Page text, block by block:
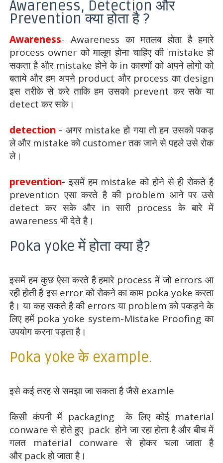
Awareness, Detection और
Prevention क्या होता है ?
Awareness- Awareness का मतलब होता है हमारे
process owner को मालूम होना चाहिए की mistake हो
सकता है और mistake होने के in कारणों को अपने लोगो को
बताये और हम अपने product और process का design
इस तरीके से करे ताकि हम उसको prevent कर सके या
detect कर सके।
detection - अगर mistake हो गया तो हम उसको पकड़
ले और mistake को customer तक जाने से पहले उसे रोक
ले।
prevention- इसमें हम mistake को होने से ही रोकते है
prevention एसा करते है की problem आने पर उसे
detect कर सके और in सारी process के बारे में
awareness भी देते है।
Poka yoke में होता क्या है?
इसमें हम कुछ ऐसा करते है हमारे process में जो errors आ
रही होती है इस error को रोकने का काम poka yoke करता
है। या कह सकते है की errors या problem को पकड़ने के
लिए हमें poka yoke system-Mistake Proofing का
उपयोग करना पड़ता है।
Poka yoke के example.
इसे कई तरह से समझा जा सकता है जैसे examle
किसी कंपनी में packaging के लिए कोई material
conware से होते हुए pack होने जा रहा होता है और बीच में
गलत material conware से होकर चला जाता है
और pack हो जाता है।